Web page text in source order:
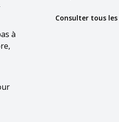
à
Consulter tous